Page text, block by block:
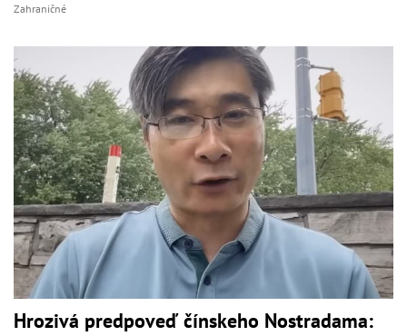
Zahraničné
Hrozivá predpoveď čínskeho Nostradama: